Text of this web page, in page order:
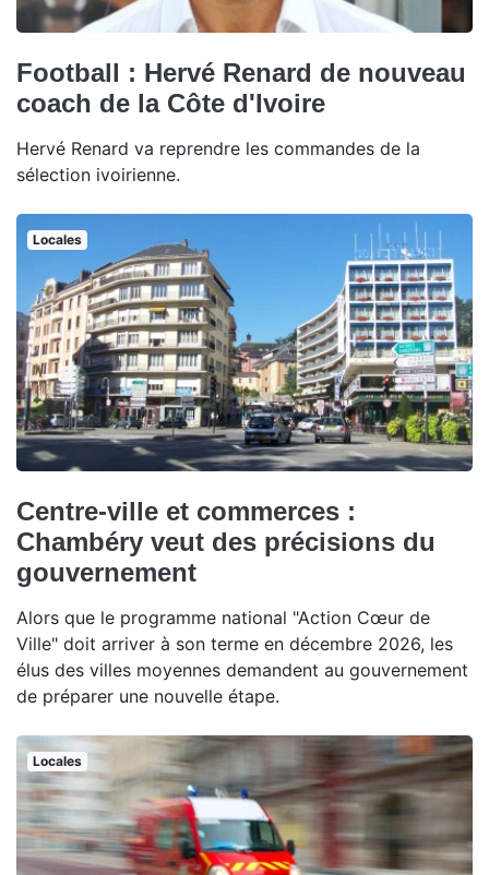
Football : Hervé Renard de nouveau
coach de la Côte d'Ivoire
Hervé Renard va reprendre les commandes de la
sélection ivoirienne.
Locales
Centre-ville et commerces :
Chambéry veut des précisions du
gouvernement
Alors que le programme national "Action Cœur de
Ville" doit arriver à son terme en décembre 2026, les
élus des villes moyennes demandent au gouvernement
de préparer une nouvelle étape.
Locales